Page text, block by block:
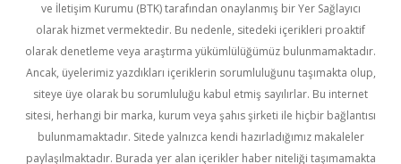
ve İletişim Kurumu (BTK) tarafından onaylanmış bir Yer Sağlayıcı
olarak hizmet vermektedir. Bu nedenle, sitedeki içerikleri proaktif
olarak denetleme veya araştırma yükümlülüğümüz bulunmamaktadır.
Ancak, üyelerimiz yazdıkları içeriklerin sorumluluğunu taşımakta olup,
siteye üye olarak bu sorumluluğu kabul etmiş sayılırlar. Bu internet
sitesi, herhangi bir marka, kurum veya şahıs şirketi ile hiçbir bağlantısı
bulunmamaktadır. Sitede yalnızca kendi hazırladığımız makaleler
paylaşılmaktadır. Burada yer alan içerikler haber niteliği taşımamakta